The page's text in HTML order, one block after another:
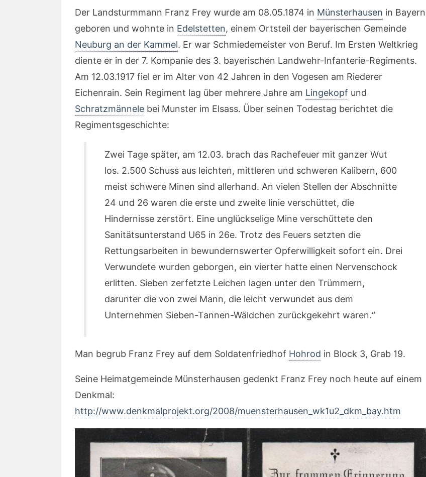
Der Landsturmmann Franz Frey wurde am 08.05.1874 in Münsterhausen in Bayern
geboren und wohnte in Edelstetten, einem Ortsteil der bayerischen Gemeinde
Neuburg an der Kammel. Er war Schmiedemeister von Beruf. Im Ersten Weltkrieg
diente er in der 7. Kompanie des 3. bayerischen Landwehr-Infanterie-Regiments.
Am 12.03.1917 fiel er im Alter von 42 Jahren in den Vogesen am Riederer
Eichenrain. Sein Regiment lag über mehrere Jahre am Lingekopf und
Schratzmännele bei Munster im Elsass. Über seinen Todestag berichtet die
Regimentsgeschichte:
Zwei Tage später, am 12.03. brach das Rachefeuer mit ganzer Wut
los. 2.500 Schuss aus leichten, mittleren und schweren Kalibern, 600
meist schwere Minen sind allerhand. An vielen Stellen der Abschnitte
24 und 26 waren die erste und zweite linie verschüttet, die
Hindernisse zerstört. Eine unglückselige Mine verschüttete den
Sanitätsunterstand U65 in 26e. Trotz des Feuers setzten die
Rettungsarbeiten in bewundernswerter Opferwilligkeit sofort ein. Drei
Verwundete wurden geborgen, ein vierter hatte einen Nervenschock
erlitten. Sieben zerfetzte Leichen lagen unter den Trümmern,
darunter die von zwei Mann, die leicht verwundet aus dem
Unternehmen Sieben-Tannen-Wäldchen zurückgekehrt waren.“
Man begrub Franz Frey auf dem Soldatenfriedhof Hohrod in Block 3, Grab 19.
Seine Heimatgemeinde Münsterhausen gedenkt Franz Frey noch heute auf einem
Denkmal:
http://www.denkmalprojekt.org/2008/muensterhausen_wk1u2_dkm_bay.htm